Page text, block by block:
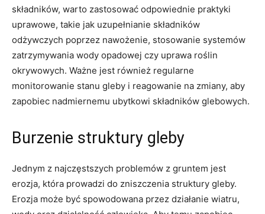
składników, ​warto ​zastosować⁢ odpowiednie praktyki
⁢uprawowe, takie ⁤jak uzupełnianie​ składników
odżywczych poprzez ​nawożenie, stosowanie systemów​
zatrzymywania ‍wody opadowej czy uprawa roślin
okrywowych. Ważne jest ⁢również regularne
monitorowanie stanu gleby i reagowanie na zmiany, aby
zapobiec nadmiernemu⁣ ubytkowi składników glebowych.
Burzenie ​struktury gleby
Jednym z najczęstszych ⁢problemów z gruntem jest
erozja, która prowadzi‍ do ⁣zniszczenia⁢ struktury ‍gleby.
Erozja⁢ może być spowodowana przez działanie wiatru,